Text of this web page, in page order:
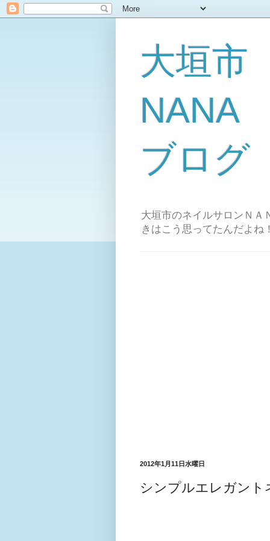
大垣市
NANA
ブログ
大垣市のネイルサロンＮＡ
きはこう思ってたんだよ
2012年1月11日水曜日
シンプルエレガン